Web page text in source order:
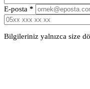
E-posta *
Bilgileriniz yalnızca size